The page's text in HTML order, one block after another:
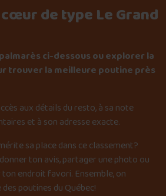
de type Le Grand
ci-dessous ou explorer la
trouver la meilleure poutine près
aux détails du resto, à sa note
et à son adresse exacte.
sa place dans ce classement?
ton avis, partager une photo ou
endroit favori. Ensemble, on
poutines du Québec!